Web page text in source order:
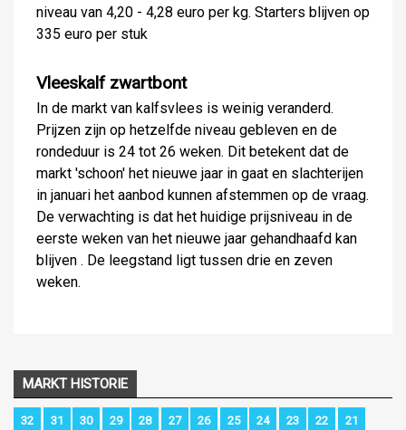
niveau van 4,20 - 4,28 euro per kg. Starters blijven op
335 euro per stuk
Vleeskalf zwartbont
In de markt van kalfsvlees is weinig veranderd.
Prijzen zijn op hetzelfde niveau gebleven en de
rondeduur is 24 tot 26 weken. Dit betekent dat de
markt 'schoon' het nieuwe jaar in gaat en slachterijen
in januari het aanbod kunnen afstemmen op de vraag.
De verwachting is dat het huidige prijsniveau in de
eerste weken van het nieuwe jaar gehandhaafd kan
blijven . De leegstand ligt tussen drie en zeven
weken.
MARKT HISTORIE
32 31 30 29 28 27 26 25 24 23 22 21